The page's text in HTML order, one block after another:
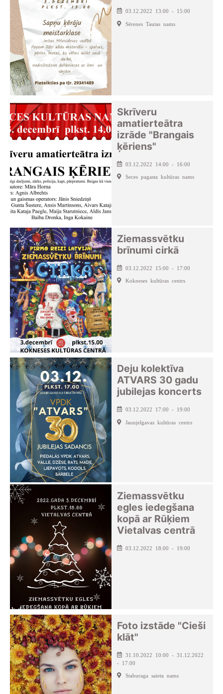
03.12.2022 13:00 - 15:00
Sērenes Tautas nams
Skrīveru
amatierteātra
izrāde "Brangais
ķēriens"
03.12.2022 14:00 - 16:00
Seces pagasta kultūras nams
Ziemassvētku
brīnumi cirkā
03.12.2022 15:00 - 17:00
Kokneses kultūras centrs
Deju kolektīva
ATVARS 30 gadu
jubilejas koncerts
03.12.2022 17:00 - 19:00
Jaunjelgavas kultūras centrs
Ziemassvētku
egles iedegšana
kopā ar Rūķiem
Vietalvas centrā
03.12.2022 18:00 - 19:00
Foto izstāde "Cieši
klāt"
31.10.2022 10:00 - 31.12.2022
- 17:00
Staburaga saieta nams